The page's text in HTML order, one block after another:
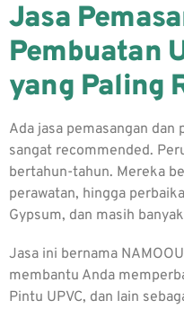
Jasa
Pembuatan
yang Paling
Ada jasa pemasangan dan
sangat recommended.
bertahun-tahun. Mereka
perawatan, hingga
Gypsum, dan masih
Jasa ini bernama
membantu Anda
Pintu UPVC, dan lain